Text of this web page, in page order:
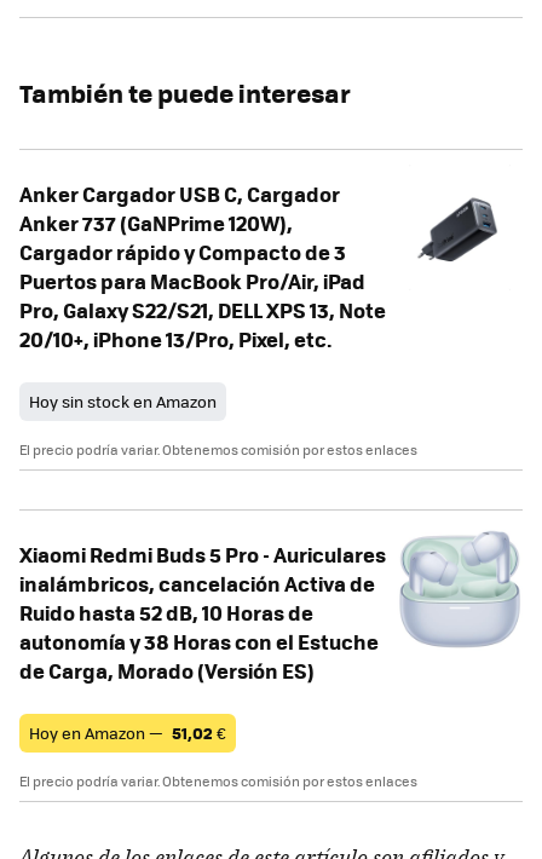
También te puede interesar
Anker Cargador USB C, Cargador
Anker 737 (GaNPrime 120W),
Cargador rápido y Compacto de 3
Puertos para MacBook Pro/Air, iPad
Pro, Galaxy S22/S21, DELL XPS 13, Note
20/10+, iPhone 13/Pro, Pixel, etc.
Hoy sin stock en Amazon
El precio podría variar. Obtenemos comisión por estos enlaces
Xiaomi Redmi Buds 5 Pro - Auriculares
inalámbricos, cancelación Activa de
Ruido hasta 52 dB, 10 Horas de
autonomía y 38 Horas con el Estuche
de Carga, Morado (Versión ES)
Hoy en Amazon — 51,02 €
El precio podría variar. Obtenemos comisión por estos enlaces